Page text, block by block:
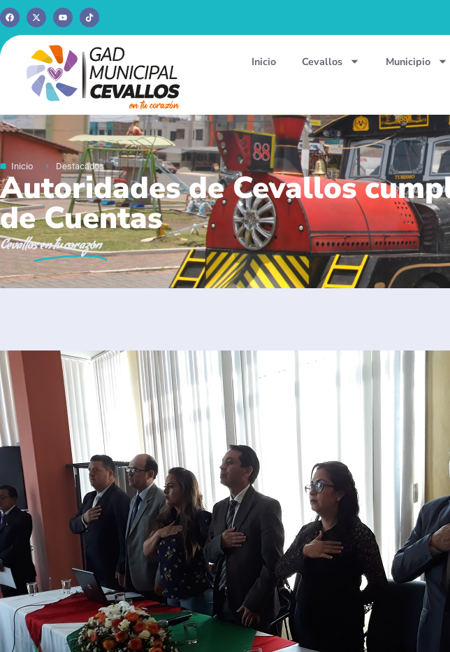
Inicio Cevallos Municipio
Inicio Destacados
Autoridades de Cevallos
de Cuentas
Cevallosen tu corazón